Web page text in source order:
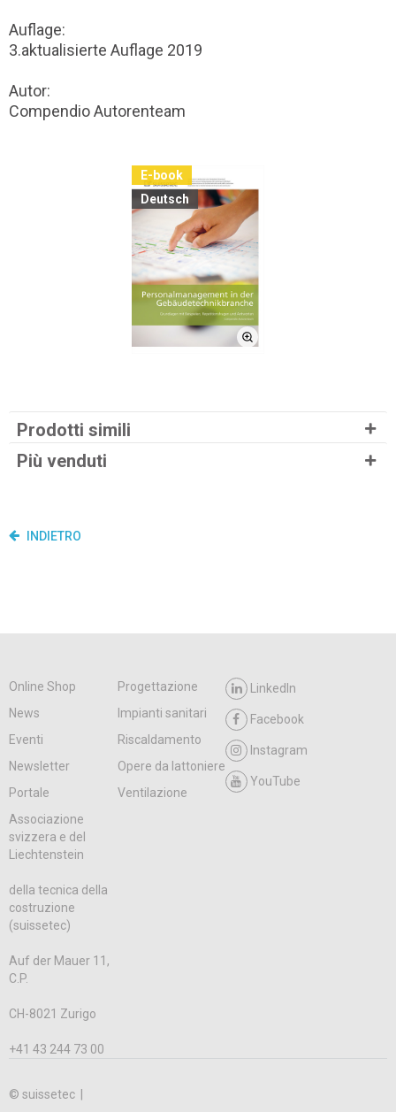
Auflage:
3.aktualisierte Auflage 2019
Autor:
Compendio Autorenteam
E-book
Deutsch
Prodotti simili
Più venduti
INDIETRO
Online Shop
Progettazione
News
Impianti sanitari
Eventi
Riscaldamento
Newsletter
Opere da lattoniere
Portale
Ventilazione
LinkedIn
Facebook
Instagram
YouTube
Associazione
svizzera e del
Liechtenstein
della tecnica della
costruzione
(suissetec)
Auf der Mauer 11,
C.P.
CH-8021 Zurigo
+41 43 244 73 00
© suissetec |